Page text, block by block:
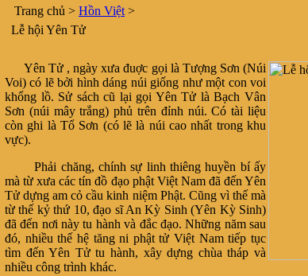
Trang chủ > Hồn Việt >
Lễ hội Yên Tử
Yên Tử , ngày xưa đuợc gọi là Tượng Sơn (Núi
Voi) có lẽ bởi hình dáng núi giống như một con voi
khổng lồ. Sử sách cũ lại gọi Yên Tử là Bạch Vân
Sơn (núi mây trắng) phủ trên đỉnh núi. Có tài liệu
còn ghi là Tổ Sơn (có lẽ là núi cao nhất trong khu
vực).
Phải chăng, chính sự linh thiêng huyền bí ấy
mà từ xưa các tín đồ đạo phật Việt Nam đã đến Yên
Tử dựng am cỏ cầu kinh niệm Phật. Cũng vì thế mà
từ thế kỷ thứ 10, đạo sĩ An Kỳ Sinh (Yên Kỳ Sinh)
đã đến nơi này tu hành và đắc đạo. Những năm sau
đó, nhiều thế hệ tăng ni phật tử Việt Nam tiếp tục
tìm đến Yên Tử tu hành, xây dựng chùa tháp và
nhiều công trình khác.